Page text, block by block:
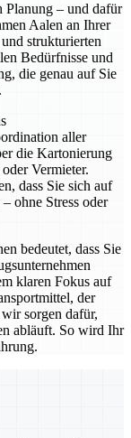
Planung – und dafür
Aalen an Ihrer
strukturierten
Bedürfnisse und
die genau auf Sie
aller
die Kartonierung
Vermieter.
dass Sie sich auf
ohne Stress oder
bedeutet, dass Sie
klaren Fokus auf
der
sorgen dafür,
abläuft. So wird Ihr